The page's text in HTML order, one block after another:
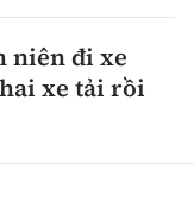
niên đi xe
xe tải rồi